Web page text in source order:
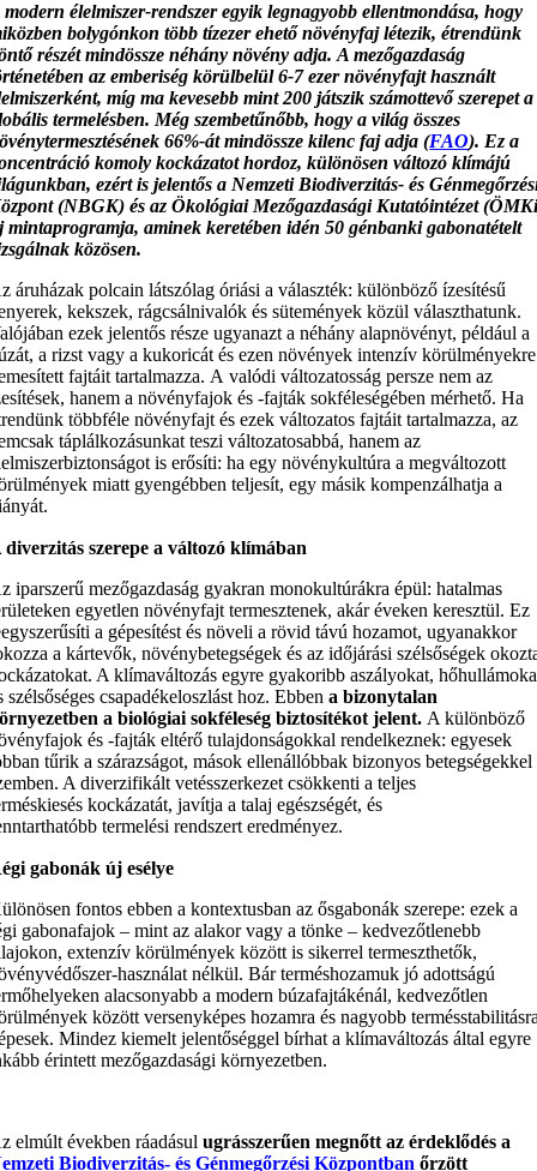
modern élelmiszer-rendszer egyik legnagyobb ellentmondása, hogy
bolygónkon több tízezer ehető növényfaj létezik, étrendünk
részét mindössze néhány növény adja. A mezőgazdaság
az emberiség körülbelül 6-7 ezer növényfajt használt
míg ma kevesebb mint 200 játszik számottevő szerepet a
termelésben. Még szembetűnőbb, hogy a világ összes
66%-át mindössze kilenc faj adja (FAO). Ez a
komoly kockázatot hordoz, különösen változó klímájú
ezért is jelentős a Nemzeti Biodiverzitás- és
(NBGK) és az Ökológiai Mezőgazdasági Kutatóintézet
mintaprogramja, aminek keretében idén 50 génbanki gabonatételt
közösen.
z áruházakpolcain látszólag óriási a választék: különböző ízesítésű
erek, kekszek,rágcsálnivalók és sütemények közül választhatunk.
ezek jelentős része ugyanazt a néhány alapnövényt,például a
át,arizst vagy a kukoricát és ezen növények intenzív körülményekre
fajtáit tartalmazza. Avalódiváltozatosság perszenem az
sítések, hanem anövényfajokés -fajtáksokféleségében mérhető. Ha
többféle növényfajtés ezek változatos fajtáittartalmazza, az
táplálkozásunkat teszi változatosabbá, hanem az
is erősíti: ha egynövénykultúraa megváltozott
miatt gyengébben teljesít,egymásik kompenzálhatja a
át.
diverzitás szerepe a változó klímában
iparszerű mezőgazdaság gyakran monokultúrákra épül: hatalmas
egyetlen növényfajt termesztenek, akár éveken keresztül. Ez
a gépesítést és növeli a rövid távú hozamot, ugyanakkor
a kártevők, növénybetegségek és az időjárási szélsőségek
A klímaváltozás egyre gyakoribb aszályokat,
szélsőséges csapadékeloszlást hoz. Ebbena bizonytalan
a biológiai sokféleség biztosítékot jelent. A különböző
és -fajták eltérő tulajdonságokkal rendelkeznek: egyesek
tűrik a szárazságot, mások ellenállóbbak bizonyos betegségekkel
A diverzifikált vetésszerkezet csökkenti a teljes
kockázatát, javítja a talaj egészségét, és
termelési rendszert eredményez.
gabonák új esélye
fontos ebben a kontextusban az ősgabonák szerepe: ezek a
gabonafajok – mint az alakor vagy a tönke – kedvezőtlenebb
extenzív körülmények között is sikerrel termeszthetők,
használat nélkül. Bár terméshozamuk jó adottságú
alacsonyabb a modern búzafajtákénál, kedvezőtlen
között versenyképes hozamra és nagyobb
Mindez kiemelt jelentőséggel bírhat a klímaváltozás által egyre
érintett mezőgazdasági környezetben.
elmúlt években ráadásulugrásszerűen megnőtt az érdeklődés a
Biodiverzitás- és Génmegőrzési Központban őrzött